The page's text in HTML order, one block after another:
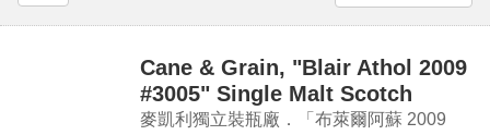
Cane & Grain, "Blair Athol 2009
#3005" Single Malt Scotch
Whisky Cask Strength
麥凱利獨立裝瓶廠．「布萊爾阿蘇 2009